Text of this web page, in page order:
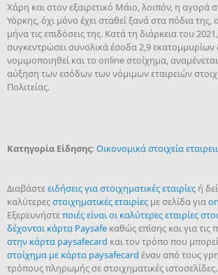
Χάρη και στον εξαιρετικό Μάιο, λοιπόν, η αγορά
Υόρκης, όχι μόνο έχει σταθεί ξανά στα πόδια της,
μήνα τις επιδόσεις της. Κατά τη διάρκεια του
συγκεντρώσει συνολικά έσοδα 2,9 εκατομμυρίων
νομιμοποιηθεί και το online στοίχημα,
αύξηση των εσόδων των νόμιμων εταιρειών
Πολιτείας.
Κατηγορία Είδησης: Οικονομικά στοιχεία
Διαβάστεειδήσεις για στοιχηματικές εταιρίες ή
καλύτερεςστοιχηματικές εταιρίες με σελίδα για
Εξερευνήστεποιές είναι οι καλύτερες εταιρίες
δέχονται κάρτα Paysafe καθώς επίσης και για τις
στην κάρτα paysafecard και τον τρόπο που
στοίχημα με κάρτα paysafecard έναν από τους
τρόπους πληρωμής σε στοιχηματικές ιστοσελίδες.